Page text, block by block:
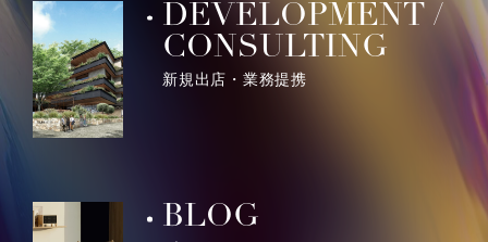
DEVELOPMENT /
CONSULTING
新規出店・業務提携
BLOG